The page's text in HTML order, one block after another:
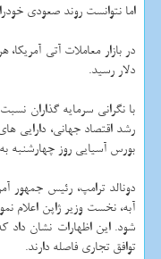
اما نتوانست روند صعودی
دلار رسید.
با نگرانی سرمایه گذاران
رشد اقتصاد جهانی، دارایی
بورس آسیایی روز چهارشنبه
دونالد ترامپ، رئیس جمهور
آبه، نخست وزیر ژاپن اعلام
شود. این اظهارات نشان
توافق تجاری فاصله دارند.